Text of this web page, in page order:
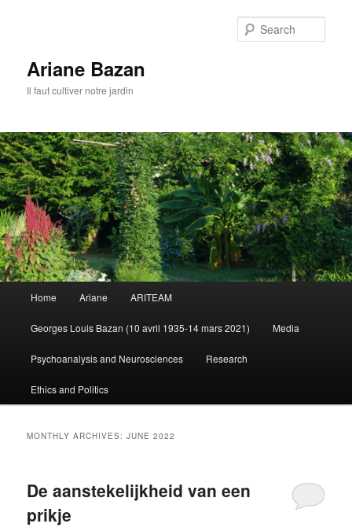
Ariane Bazan
Il faut cultiver notre jardin
Skip
to
primary
Skip
to
secondary
Home Ariane ARITEAM
Georges Louis Bazan (10 avril 1935-14 mars 2021) Media
Psychoanalysis and Neurosciences Research
Ethics and Politics
MONTHLY ARCHIVES:JUNE 2022
De aanstekelijkheid van een
prikje